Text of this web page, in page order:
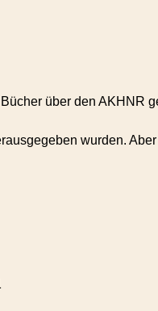
über den AKHNR
wurden.